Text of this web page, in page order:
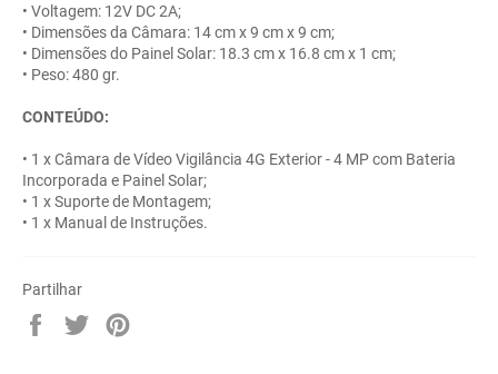
• Voltagem: 12V DC 2A;
• Dimensões da Câmara: 14 cm x 9 cm x 9 cm;
• Dimensões do Painel Solar: 18.3 cm x 16.8 cm x 1 cm;
• Peso: 480 gr.
CONTEÚDO:
• 1 x Câmara de Vídeo Vigilância 4G Exterior - 4 MP com Bateria
Incorporada e Painel Solar;
• 1 x Suporte de Montagem;
• 1 x Manual de Instruções.
Partilhar
Partilhe Twittar